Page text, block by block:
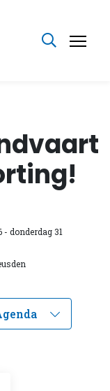
- donderdag 31